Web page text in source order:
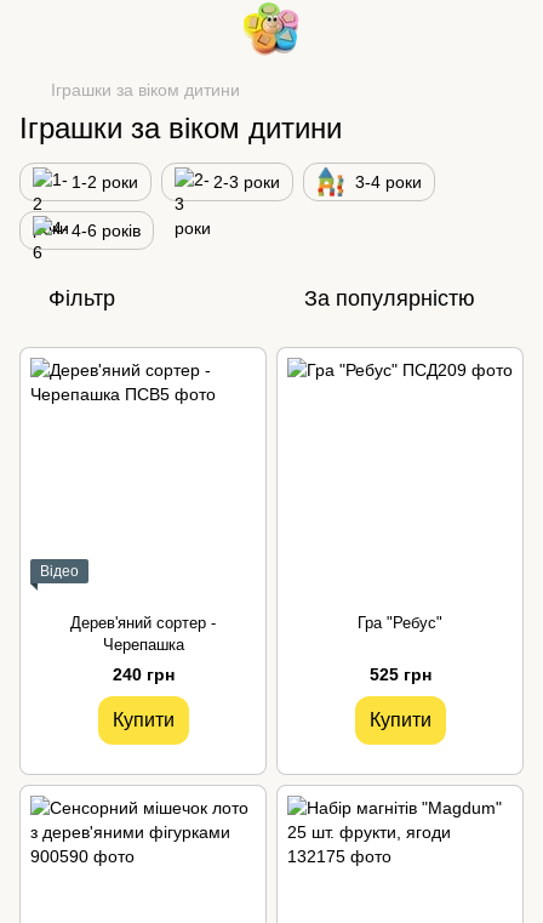
Іграшки за віком дитини
Іграшки за віком дитини
1-2 роки 2-3 роки 3-4 роки
4-6 років
Фільтр За популярністю
Відео
Дерев'яний сортер -
Черепашка
240 грн
Купити
Гра "Ребус"
525 грн
Купити